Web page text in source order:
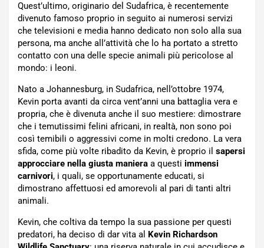
Quest’ultimo, originario del Sudafrica, è recentemente
divenuto famoso proprio in seguito ai numerosi servizi
che televisioni e media hanno dedicato non solo alla sua
persona, ma anche all’attività che lo ha portato a stretto
contatto con una delle specie animali più pericolose al
mondo: i leoni.
Nato a Johannesburg, in Sudafrica, nell’ottobre 1974,
Kevin porta avanti da circa vent’anni una battaglia vera e
propria, che è divenuta anche il suo mestiere: dimostrare
che i temutissimi felini africani, in realtà, non sono poi
così temibili o aggressivi come in molti credono. La vera
sfida, come più volte ribadito da Kevin, è proprio il sapersi
approcciare nella giusta maniera a questi immensi
carnivori, i quali, se opportunamente educati, si
dimostrano affettuosi ed amorevoli al pari di tanti altri
animali.
Kevin, che coltiva da tempo la sua passione per questi
predatori, ha deciso di dar vita al Kevin Richardson